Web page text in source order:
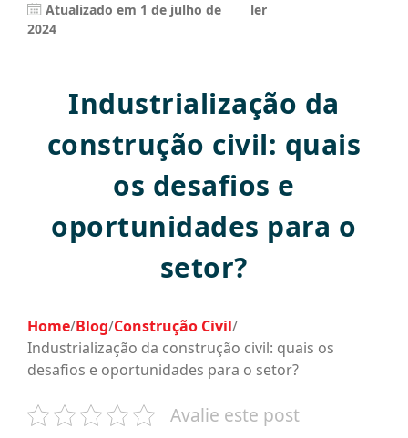
Atualizado em 1 de julho de
2024
ler
Industrialização da
construção civil: quais
os desafios e
oportunidades para o
setor?
Home/Blog/Construção Civil/
Industrialização da construção civil: quais os
desafios e oportunidades para o setor?
Avalie este post